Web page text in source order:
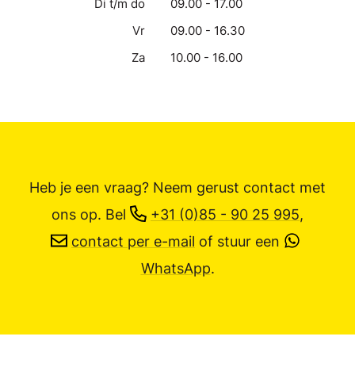
Di t/m do
09.00 - 17.00
Vr
09.00 - 16.30
Za
10.00 - 16.00
Heb je een vraag? Neem gerust contact met
ons op. Bel +31 (0)85 - 90 25 995,
contact per e-mail of stuur een
WhatsApp.